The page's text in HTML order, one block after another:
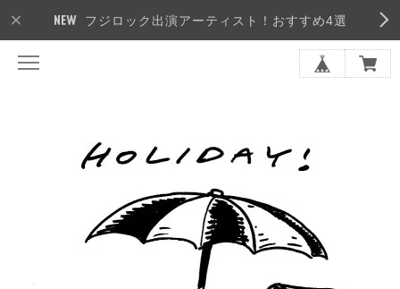
フジロック出演アーティスト！おすすめ4選